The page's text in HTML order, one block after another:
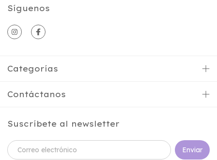
Síguenos
Categorías
Contáctanos
Suscríbete al newsletter